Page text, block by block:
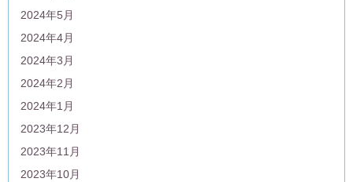
2024年5月
2024年4月
2024年3月
2024年2月
2024年1月
2023年12月
2023年11月
2023年10月